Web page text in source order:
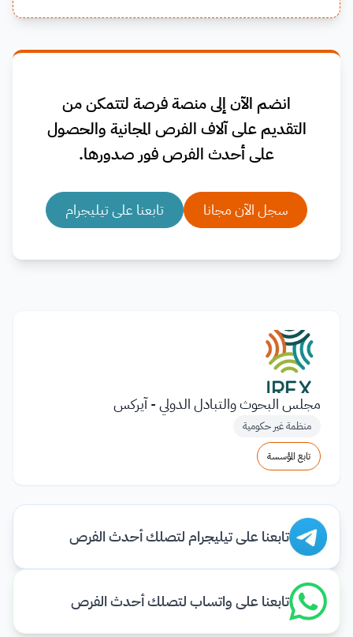
انضم الآن إلى منصة فرصة لتتمكن من
التقديم على آلاف الفرص المجانية والحصول
على أحدث الفرص فور صدورها.
سجل الآن مجانا تابعنا على تيليجرام
مجلس البحوث والتبادل الدولي - آيركس
منظمة غير حكومية
تابع المؤسسة
تابعنا على تيليجرام لتصلك أحدث الفرص
تابعنا على واتساب لتصلك أحدث الفرص